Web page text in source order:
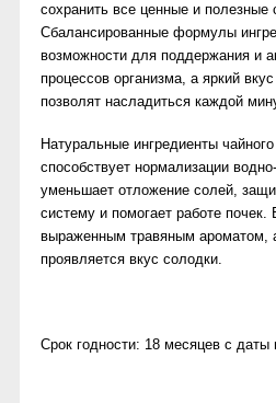
сохранить все ценные и полезные
Сбалансированные формулы
возможности для поддержания и
процессов организма, а яркий
позволят насладиться каждой
Натуральные ингредиенты
способствует нормализации
уменьшает отложение солей,
систему и помогает работе почек.
выраженным травяным ароматом,
проявляется вкус солодки.
Срок годности: 18 месяцев с даты